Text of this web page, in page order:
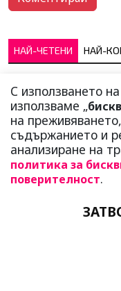
НАЙ-ЧЕТЕНИ НАЙ-
С използването
използваме „
на
съдържанието и
анализиране на
политика за
поверителност.